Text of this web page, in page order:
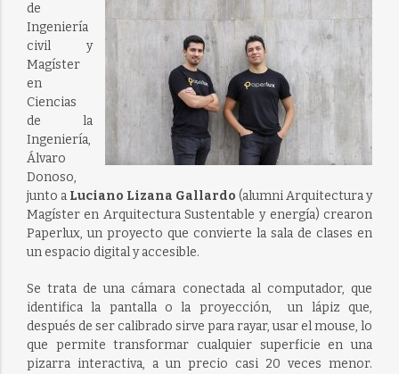
de
Ingeniería
civil y
Magíster
en
Ciencias
de la
Ingeniería,
Álvaro
Donoso,
junto a Luciano Lizana Gallardo (alumni Arquitectura y
Magíster en Arquitectura Sustentable y energía) crearon
Paperlux, un proyecto que convierte la sala de clases en
un espacio digital y accesible.
Se trata de una cámara conectada al computador, que
identifica la pantalla o la proyección, un lápiz que,
después de ser calibrado sirve para rayar, usar el mouse, lo
que permite transformar cualquier superficie en una
pizarra interactiva, a un precio casi 20 veces menor.